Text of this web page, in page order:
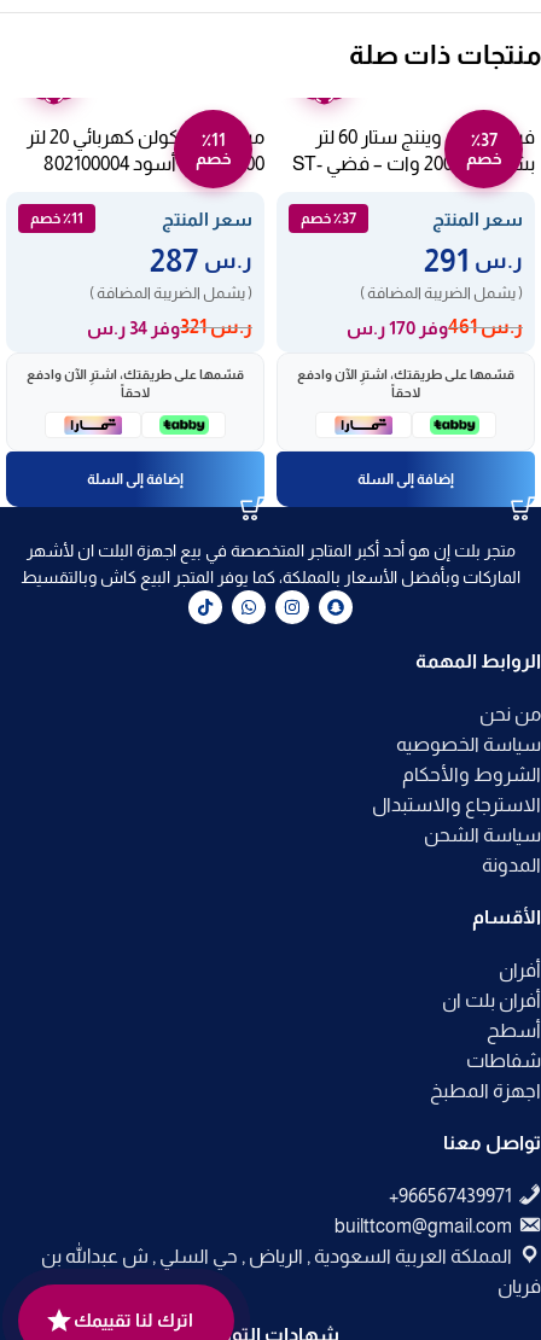
منتجات ذات صلة
٪37
خصم
فرن كهربي ويننج ستار 60 لتر
بشواية – 2000 وات – فضي ST-
9855
سعر المنتج
٪37 خصم
ر.س
( يشمل الضريبة المضافة )
ر.س461 وفر 170 ر.س
قسّمها على طريقتك، اشترِ الآن وادفع
لاحقاً
إضافة إلى السلة
٪11
خصم
ميكروويف كولن كهربائي 20 لتر
1100 وات – أسود 802100004
سعر المنتج ٪11 خصم
ر.س
( يشمل الضريبة المضافة )
ر.س321 وفر 34 ر.س
قسّمها على طريقتك، اشترِ الآن وادفع
لاحقاً
إضافة إلى السلة
متجر بلت إن هو أحد أكبر المتاجر المتخصصة في بيع اجهزة البلت ان لأشهر
الماركات وبأفضل الأسعار بالمملكة، كما يوفر المتجر البيع كاش وبالتقسيط
الروابط المهمة
من نحن
سياسة الخصوصيه
الشروط والأحكام
الاسترجاع والاستبدال
سياسة الشحن
المدونة
الأقسام
أفران
أفران بلت ان
أسطح
شفاطات
اجهزة المطبخ
تواصل معنا
builttcom@gmail.com
المملكة العربية السعودية , الرياض , حي السلي , ش عبدالله بن
فريان
شهادات التوثيق
اترك لنا تقييمك